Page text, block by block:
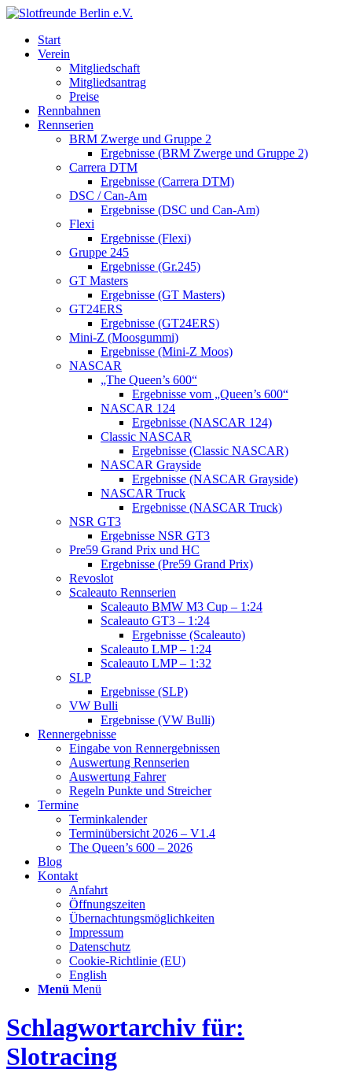
Start
Verein
Mitgliedschaft
Mitgliedsantrag
Preise
Rennbahnen
Rennserien
BRM Zwerge und Gruppe 2
Ergebnisse (BRM Zwerge und Gruppe 2)
Carrera DTM
Ergebnisse (Carrera DTM)
DSC / Can-Am
Ergebnisse (DSC und Can-Am)
Flexi
Ergebnisse (Flexi)
Gruppe 245
Ergebnisse (Gr.245)
GT Masters
Ergebnisse (GT Masters)
GT24ERS
Ergebnisse (GT24ERS)
Mini-Z (Moosgummi)
Ergebnisse (Mini-Z Moos)
NASCAR
„The Queen’s 600“
Ergebnisse vom „Queen’s 600“
NASCAR 124
Ergebnisse (NASCAR 124)
Classic NASCAR
Ergebnisse (Classic NASCAR)
NASCAR Grayside
Ergebnisse (NASCAR Grayside)
NASCAR Truck
Ergebnisse (NASCAR Truck)
NSR GT3
Ergebnisse NSR GT3
Pre59 Grand Prix und HC
Ergebnisse (Pre59 Grand Prix)
Revoslot
Scaleauto Rennserien
Scaleauto BMW M3 Cup – 1:24
Scaleauto GT3 – 1:24
Ergebnisse (Scaleauto)
Scaleauto LMP – 1:24
Scaleauto LMP – 1:32
SLP
Ergebnisse (SLP)
VW Bulli
Ergebnisse (VW Bulli)
Rennergebnisse
Eingabe von Rennergebnissen
Auswertung Rennserien
Auswertung Fahrer
Regeln Punkte und Streicher
Termine
Terminkalender
Terminübersicht 2026 – V1.4
The Queen’s 600 – 2026
Blog
Kontakt
Anfahrt
Öffnungszeiten
Übernachtungsmöglichkeiten
Impressum
Datenschutz
Cookie-Richtlinie (EU)
English
Menü Menü
Schlagwortarchiv für:
Slotracing